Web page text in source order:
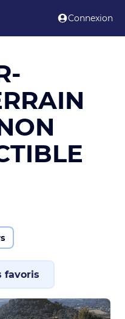
Connexion
favoris